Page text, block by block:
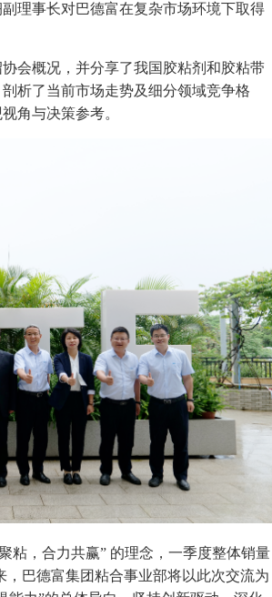
理事长对巴德富在复杂市场环境下取得
会概况，并分享了我国胶粘剂和胶粘带
析了当前市场走势及细分领域竞争格
角与决策参考。
粘，合力共赢” 的理念，一季度整体销量
，巴德富集团粘合事业部将以此次交流为